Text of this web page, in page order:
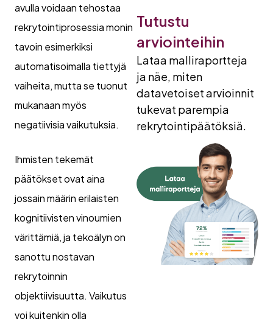
avulla voidaan tehostaa
rekrytointiprosessia monin
tavoin esimerkiksi
automatisoimalla tiettyjä
vaiheita, mutta se tuonut
mukanaan myös
negatiivisia vaikutuksia.
Ihmisten tekemät
päätökset ovat aina
jossain määrin erilaisten
kognitiivisten vinoumien
värittämiä, ja tekoälyn on
sanottu nostavan
rekrytoinnin
objektiivisuutta. Vaikutus
voi kuitenkin olla
Tutustu
arviointeihin
Lataa malliraportteja
ja näe, miten
datavetoiset arvioinnit
tukevat parempia
rekrytointipäätöksiä.